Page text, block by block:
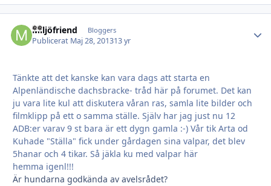
Miljöfriend Bloggers
Publicerat Maj 28, 201313 yr
Tänkte att det kanske kan vara dags att starta en
Alpenländische dachsbracke- tråd här på forumet. Det kan
ju vara lite kul att diskutera våran ras, samla lite bilder och
filmklipp på ett o samma ställe. Själv har jag just nu 12
ADB:er varav 9 st bara är ett dygn gamla :-) Vår tik Arta od
Kuhade "Ställa" fick under gårdagen sina valpar, det blev
5hanar och 4 tikar. Så jäkla ku med valpar här
hemma igenl!!!
Är hundarna godkända av avelsrådet?